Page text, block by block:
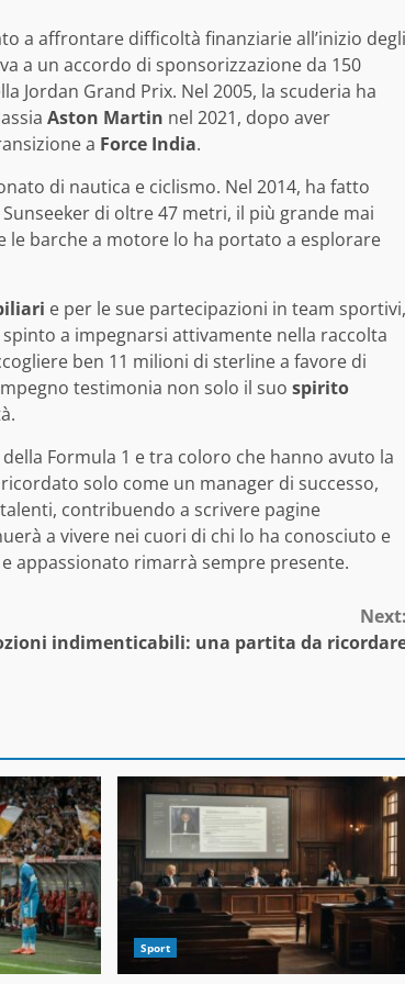
a affrontare difficoltà finanziarie all’inizio degli
a un accordo di sponsorizzazione da 150
Jordan Grand Prix. Nel 2005, la scuderia ha
Aston Martin nel 2021, dopo aver
a Force India.
di nautica e ciclismo. Nel 2014, ha fatto
Sunseeker di oltre 47 metri, il più grande mai
le barche a motore lo ha portato a esplorare
e per le sue partecipazioni in team sportivi,
a impegnarsi attivamente nella raccolta
ben 11 milioni di sterline a favore di
testimonia non solo il suo spirito
Formula 1 e tra coloro che hanno avuto la
solo come un manager di successo,
contribuendo a scrivere pagine
a vivere nei cuori di chi lo ha conosciuto e
appassionato rimarrà sempre presente.
indimenticabili: una partita da
Sport